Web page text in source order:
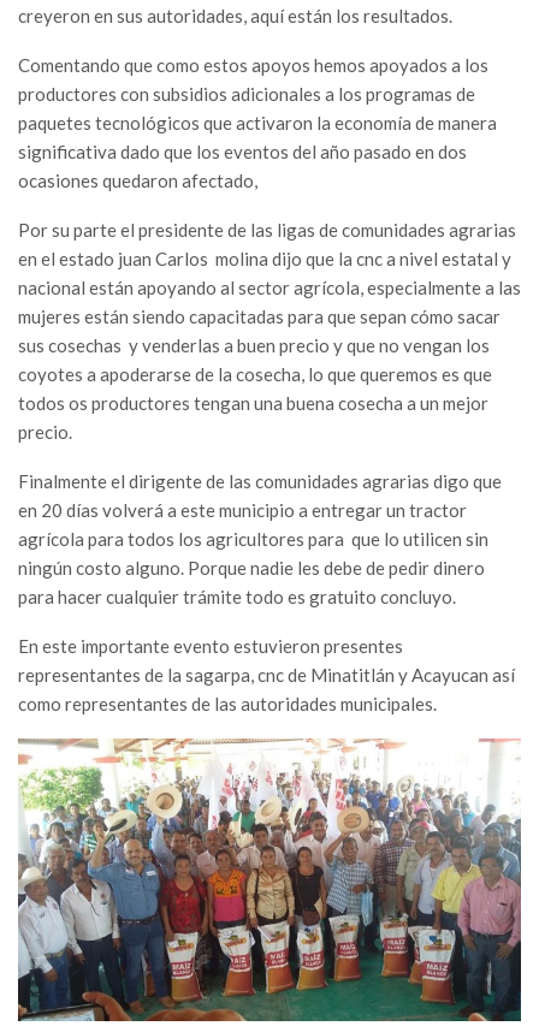
creyeron en sus autoridades, aquí están los resultados.
Comentando que como estos apoyos hemos apoyados a los
productores con subsidios adicionales a los programas de
paquetes tecnológicos que activaron la economía de manera
significativa dado que los eventos del año pasado en dos
ocasiones quedaron afectado,
Por su parte el presidente de las ligas de comunidades agrarias
en el estado juan Carlos molina dijo que la cnc a nivel estatal y
nacional están apoyando al sector agrícola, especialmente a las
mujeres están siendo capacitadas para que sepan cómo sacar
sus cosechas y venderlas a buen precio y que no vengan los
coyotes a apoderarse de la cosecha, lo que queremos es que
todos os productores tengan una buena cosecha a un mejor
precio.
Finalmente el dirigente de las comunidades agrarias digo que
en 20 días volverá a este municipio a entregar un tractor
agrícola para todos los agricultores para que lo utilicen sin
ningún costo alguno. Porque nadie les debe de pedir dinero
para hacer cualquier trámite todo es gratuito concluyo.
En este importante evento estuvieron presentes
representantes de la sagarpa, cnc de Minatitlán y Acayucan así
como representantes de las autoridades municipales.